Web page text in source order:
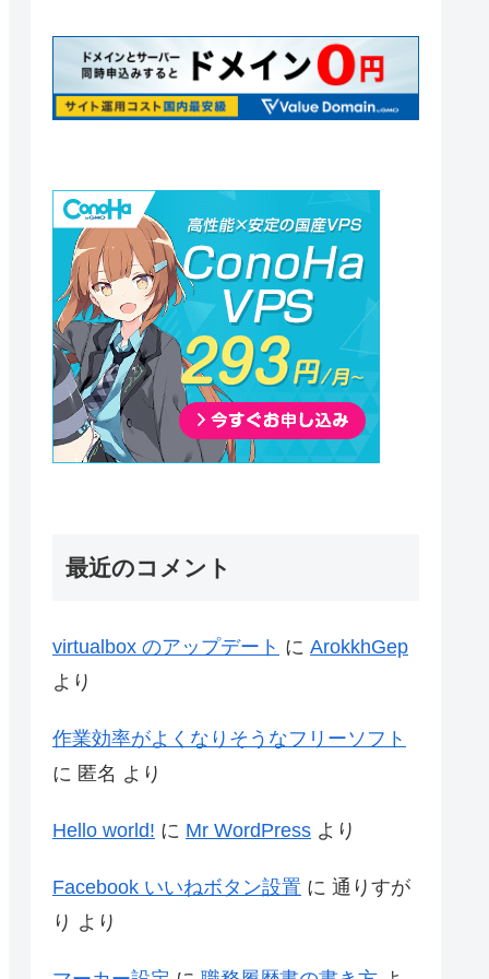
最近のコメント
virtualbox のアップデート に ArokkhGep
より
作業効率がよくなりそうなフリーソフト
に 匿名 より
Hello world! に Mr WordPress より
Facebook いいねボタン設置 に 通りすが
り より